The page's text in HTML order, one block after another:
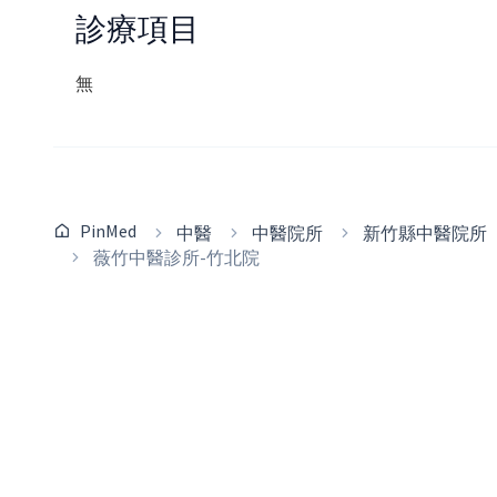
診療項目
無
PinMed 中醫 中醫院所 新竹縣中醫院所
薇竹中醫診所-竹北院